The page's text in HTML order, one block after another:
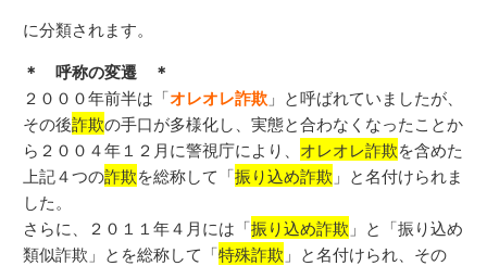
に分類されます。
＊ 呼称の変遷 ＊
２０００年前半は「オレオレ詐欺 」と呼ばれていましたが、
その後詐欺の手口が多様化し、実態と合わなくなったことか
ら２００４年１２月に警視庁により、 オレオレ詐欺を含めた
上記４つの詐欺を総称して「振り込め詐欺 」と名付けられま
した。
さらに、２０１１年４月には「振り込め詐欺 」と「振り込め
類似詐欺」とを総称して「特殊詐欺 」と名付けられ、その